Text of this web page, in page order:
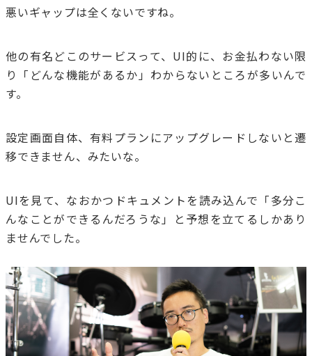
悪いギャップは全くないですね。
他の有名どこのサービスって、UI的に、お金払わない限
り「どんな機能があるか」わからないところが多いんで
す。
設定画面自体、有料プランにアップグレードしないと遷
移できません、みたいな。
UIを見て、なおかつドキュメントを読み込んで「多分こ
んなことができるんだろうな」と予想を立てるしかあり
ませんでした。